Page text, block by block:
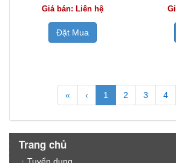
Giá bán: Liên hệ
Đặt Mua
« ‹ 1 2 3 4
Trang chủ